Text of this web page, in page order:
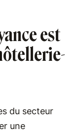
est
du secteur
une